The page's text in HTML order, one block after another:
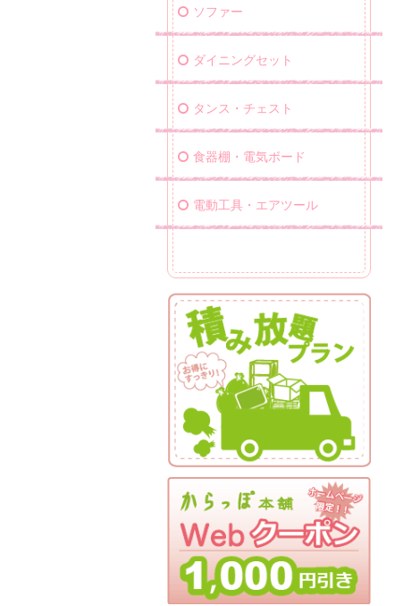
ソファー
ダイニングセット
タンス・チェスト
食器棚・電気ボード
電動工具・エアツール